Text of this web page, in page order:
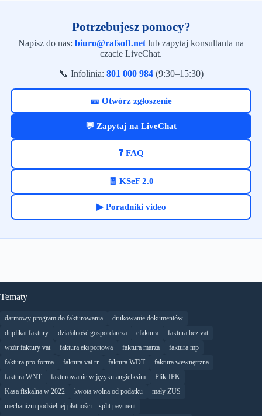
Potrzebujesz pomocy?
Napisz do nas: biuro@rafsoft.net lub zapytaj konsultanta na
czacie LiveChat.
📞 Infolinia: 801 000 984(9:30–15:30)
🎫 Otwórz zgłoszenie
💬 Zapytaj na LiveChat
❓ FAQ
🧾 KSeF 2.0
▶ Poradniki video
Tematy
darmowy program do fakturowania
drukowanie dokumentów
duplikat faktury
działalność gospordarcza efaktura
faktura bez vat
wzór faktury vat
faktura eksportowa faktura marza
faktura mp
faktura pro-forma
faktura vat rr faktura WDT
faktura wewnętrzna
faktura WNT
fakturowanie w języku angielksim
Plik JPK
Kasa fiskalna w 2022
kwota wolna od podatku
mały ZUS
mechanizm podzielnej płatności – split payment